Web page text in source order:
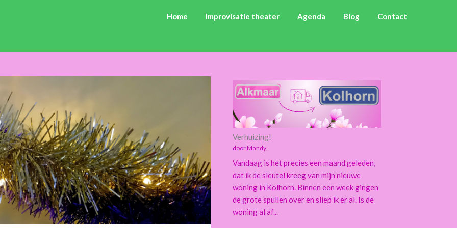
Home Improvisatie theater Agenda Blog Contact
Verhuizing!
door Mandy
Vandaag is het precies een maand geleden,
dat ik de sleutel kreeg van mijn nieuwe
woning in Kolhorn. Binnen een week gingen
de grote spullen over en sliep ik er al. Is de
woning al af...